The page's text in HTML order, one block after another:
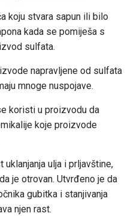
koju stvara sapun ili bilo
kada se pomiješa s
sulfata.
napravljene od sulfata
mnoge nuspojave.
koristi u proizvodu da
koje proizvode
ulja i prljavštine,
je otrovan. Utvrđeno je da
gubitka i stanjivanja
njen rast.